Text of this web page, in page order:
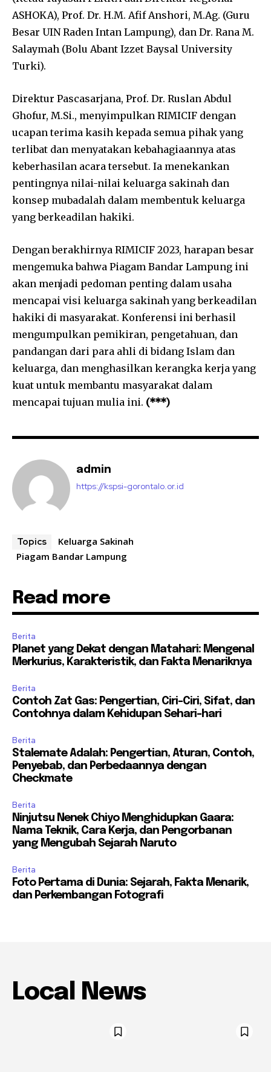
ASHOKA), Prof. Dr. H.M. Afif Anshori, M.Ag. (Guru
Besar UIN Raden Intan Lampung), dan Dr. Rana M.
Salaymah (Bolu Abant Izzet Baysal University
Turki).
Direktur Pascasarjana, Prof. Dr. Ruslan Abdul
Ghofur, M.Si., menyimpulkan RIMICIF dengan
ucapan terima kasih kepada semua pihak yang
terlibat dan menyatakan kebahagiaannya atas
keberhasilan acara tersebut. Ia menekankan
pentingnya nilai-nilai keluarga sakinah dan
konsep mubadalah dalam membentuk keluarga
yang berkeadilan hakiki.
Dengan berakhirnya RIMICIF 2023, harapan besar
mengemuka bahwa Piagam Bandar Lampung ini
akan menjadi pedoman penting dalam usaha
mencapai visi keluarga sakinah yang berkeadilan
hakiki di masyarakat. Konferensi ini berhasil
mengumpulkan pemikiran, pengetahuan, dan
pandangan dari para ahli di bidang Islam dan
keluarga, dan menghasilkan kerangka kerja yang
kuat untuk membantu masyarakat dalam
mencapai tujuan mulia ini. (***)
admin
https://kspsi-gorontalo.or.id
Topics
Keluarga Sakinah
Piagam Bandar Lampung
Read more
Berita
Planet yang Dekat dengan Matahari: Mengenal
Merkurius, Karakteristik, dan Fakta Menariknya
Berita
Contoh Zat Gas: Pengertian, Ciri-Ciri, Sifat, dan
Contohnya dalam Kehidupan Sehari-hari
Berita
Stalemate Adalah: Pengertian, Aturan, Contoh,
Penyebab, dan Perbedaannya dengan
Checkmate
Berita
Ninjutsu Nenek Chiyo Menghidupkan Gaara:
Nama Teknik, Cara Kerja, dan Pengorbanan
yang Mengubah Sejarah Naruto
Berita
Foto Pertama di Dunia: Sejarah, Fakta Menarik,
dan Perkembangan Fotografi
Local News